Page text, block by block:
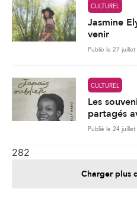
CULTUREL
Jasmine
venir
Publié le 27 juillet
CULTUREL
Les
partagés
Publié le 24 juillet
282
Charger plus